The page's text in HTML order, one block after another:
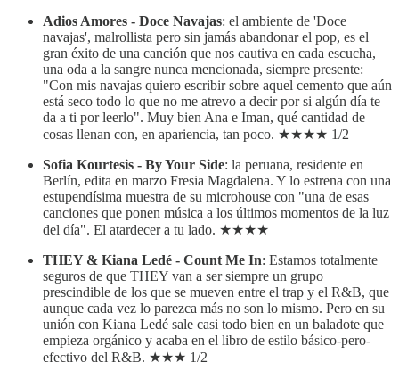
Adios Amores - Doce Navajas: el ambiente de 'Doce
navajas', malrollista pero sin jamás abandonar el pop, es el
gran éxito de una canción que nos cautiva en cada escucha,
una oda a la sangre nunca mencionada, siempre presente:
"Con mis navajas quiero escribir sobre aquel cemento que aún
está seco todo lo que no me atrevo a decir por si algún día te
da a ti por leerlo". Muy bien Ana e Iman, qué cantidad de
cosas llenan con, en apariencia, tan poco. ★★★★ 1/2
Sofia Kourtesis - By Your Side: la peruana, residente en
Berlín, edita en marzo Fresia Magdalena. Y lo estrena con una
estupendísima muestra de su microhouse con "una de esas
canciones que ponen música a los últimos momentos de la luz
del día". El atardecer a tu lado. ★★★★
THEY & Kiana Ledé - Count Me In: Estamos totalmente
seguros de que THEY van a ser siempre un grupo
prescindible de los que se mueven entre el trap y el R&B, que
aunque cada vez lo parezca más no son lo mismo. Pero en su
unión con Kiana Ledé sale casi todo bien en un baladote que
empieza orgánico y acaba en el libro de estilo básico-pero-
efectivo del R&B. ★★★ 1/2